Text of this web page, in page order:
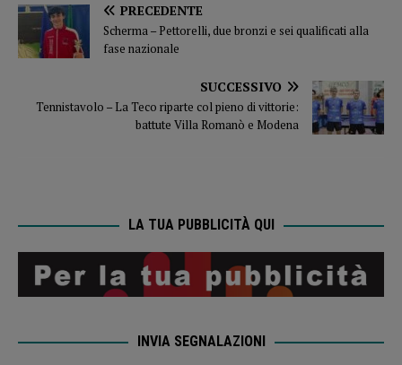
PRECEDENTE
Scherma – Pettorelli, due bronzi e sei qualificati alla
fase nazionale
SUCCESSIVO
Tennistavolo – La Teco riparte col pieno di vittorie:
battute Villa Romanò e Modena
LA TUA PUBBLICITÀ QUI
INVIA SEGNALAZIONI